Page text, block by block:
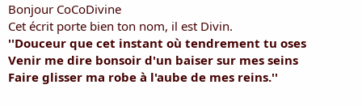
Bonjour CoCoDivine
Cet écrit porte bien ton nom, il est Divin.
''Douceur que cet instant où tendrement tu oses
Venir me dire bonsoir d'un baiser sur mes seins
Faire glisser ma robe à l'aube de mes reins.''